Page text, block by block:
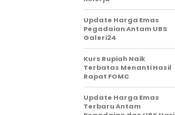
Update Harga Emas
Pegadaian Antam UBS
Galeri24
Kurs Rupiah Naik
Terbatas Menanti Hasil
Rapat FOMC
Update Harga Emas
Terbaru Antam